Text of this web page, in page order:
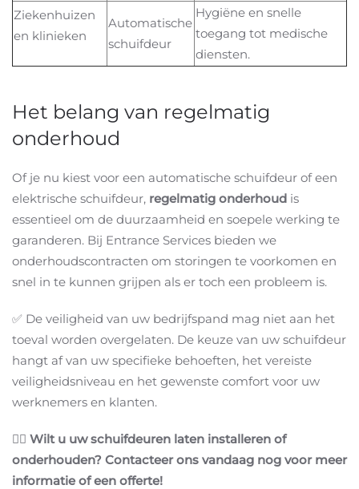
Ziekenhuizen
en klinieken
Automatische
schuifdeur
Hygiëne en snelle
toegang tot medische
diensten.
Het belang van regelmatig
onderhoud
Of je nu kiest voor een automatische schuifdeur of een
elektrische schuifdeur, regelmatig onderhoud is
essentieel om de duurzaamheid en soepele werking te
garanderen. Bij Entrance Services bieden we
onderhoudscontracten om storingen te voorkomen en
snel in te kunnen grijpen als er toch een probleem is.
✅ De veiligheid van uw bedrijfspand mag niet aan het
toeval worden overgelaten. De keuze van uw schuifdeur
hangt af van uw specifieke behoeften, het vereiste
veiligheidsniveau en het gewenste comfort voor uw
werknemers en klanten.
👉🏻 Wilt u uw schuifdeuren laten installeren of
onderhouden? Contacteer ons vandaag nog voor meer
informatie of een offerte!